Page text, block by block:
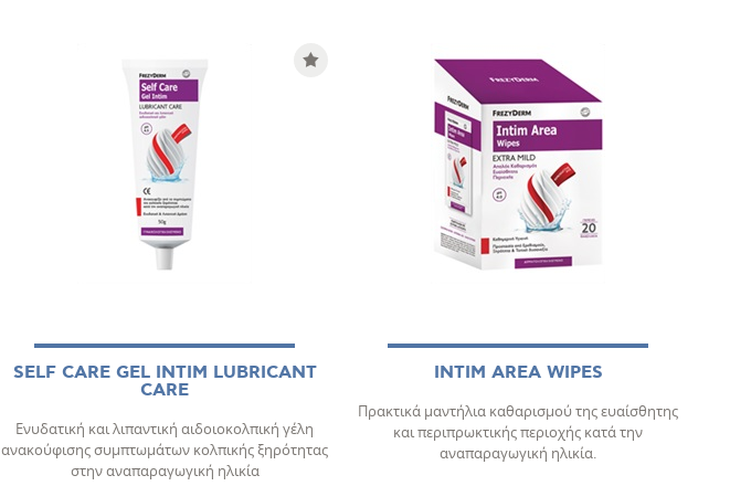
SELF CARE GEL INTIM LUBRICANT
CARE
Ενυδατική και λιπαντική αιδοιoκολπική γέλη
ανακούφισης συμπτωμάτων κολπικής ξηρότητας
στην αναπαραγωγική ηλικία
INTIM AREA WIPES
Πρακτικά μαντήλια καθαρισμού της ευαίσθητης
και περιπρωκτικής περιοχής κατά την
αναπαραγωγική ηλικία.